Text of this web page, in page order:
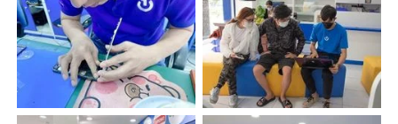
Sản phẩm thay thế chất lượng cao
Sửa chữa an toàn - công nghệ kỹ thuật hiện
đại
Có nhiều hệ thống trên toàn Thành phố Hồ Chí
Minh